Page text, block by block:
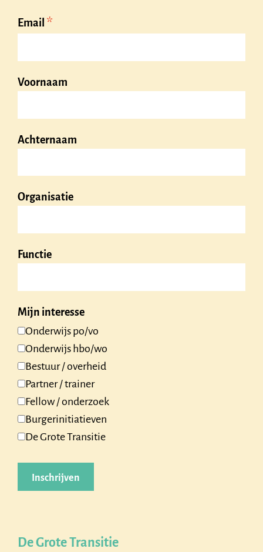
Email *
Voornaam
Achternaam
Organisatie
Functie
Mijn interesse
Onderwijs po/vo
Onderwijs hbo/wo
Bestuur / overheid
Partner / trainer
Fellow / onderzoek
Burgerinitiatieven
De Grote Transitie
De Grote Transitie